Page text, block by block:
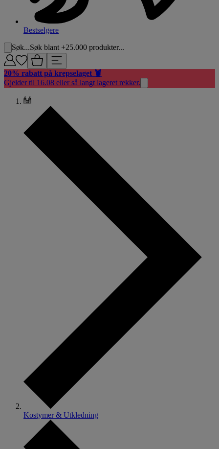
Bestselgere
Søk...Søk blant +25.000 produkter...
20% rabatt på krepselaget 🦞
Gjelder til 16.08 eller så langt lageret rekker.
Kostymer & Utkledning